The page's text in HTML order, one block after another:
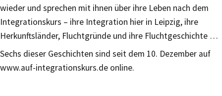
wieder und sprechen mit ihnen über ihre Leben nach dem
Integrationskurs – ihre Integration hier in Leipzig, ihre
Herkunftsländer, Fluchtgründe und ihre Fluchtgeschichte …
Sechs dieser Geschichten sind seit dem 10. Dezember auf
www.auf-integrationskurs.de online.